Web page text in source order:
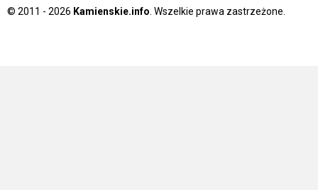
© 2011 - 2026 Kamienskie.info . Wszelkie prawa zastrzeżone.